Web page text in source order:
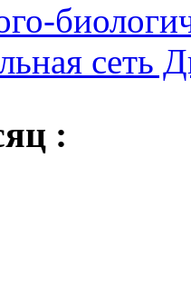
сеть
: